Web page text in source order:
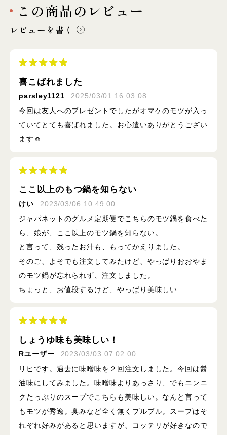
この商品のレビュー
レビューを書く
喜こばれました
parsley1121
2025/03/01 16:03:08
今回は友人へのプレゼントでしたがオマケのモツが入っ
ていてとても喜ばれました。お心遣いありがとうござい
ます☺️
ここ以上のもつ鍋を知らない
けい
2023/03/06 10:49:00
ジャパネットのグルメ定期便でこちらのモツ鍋を食べた
ら、娘が、ここ以上のモツ鍋を知らない。
と言って、残ったお汁も、もってかえりました。
そのご、よそでも注文してみたけど、やっぱりおおやま
のモツ鍋が忘れられず、注文しました。
ちょっと、お値段するけど、やっぱり美味しい
しょうゆ味も美味しい！
Rユーザー
2023/03/03 07:02:00
リピです。過去に味噌味を２回注文しました。今回は醤
油味にしてみました。味噌味よりあっさり、でもニンニ
クたっぷりのスープでこちらも美味しい。なんと言って
もモツが秀逸。臭みなど全く無くプルプル。スープはそ
れぞれ好みがあると思いますが、コッテリが好きなので